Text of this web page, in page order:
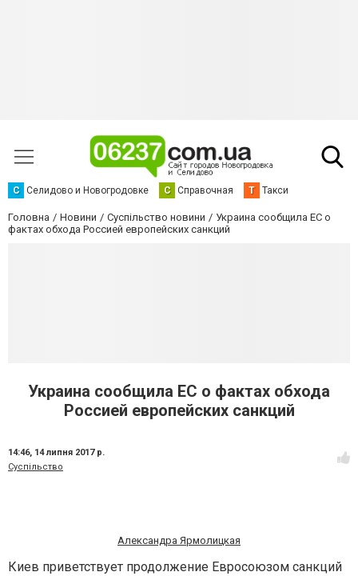
С Селидово и Новогродовке С Справочная Т Такси
Головна Новини Суспільство новини
Украина сообщила ЕС о
фактах обхода Россией европейских санкций
Украина сообщила ЕС о фактах обхода
Россией европейских санкций
14:46, 14 липня 2017 р.
Суспільство
Александра Ярмолицкая
Киев приветствует продолжение Евросоюзом санкций